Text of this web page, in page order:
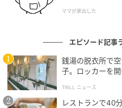
クリエイター情報
ベビーカレンダーは
索、おでかけ情報、
000万人以上。
ママが家出した
エピソード記事
銭湯の脱衣所で
子。ロッカーを
中で拍手」
TRILL ニュース
レストランで40